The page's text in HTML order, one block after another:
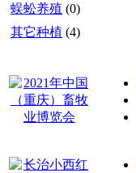
蜈蚣养殖 (0)
其它种植 (4)